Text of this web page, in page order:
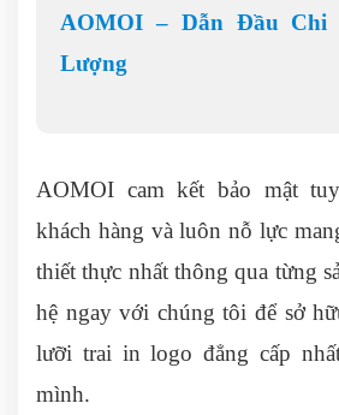
AOMOI – Dẫn Đầu Chi
Lượng
AOMOI cam kết bảo mật
khách hàng và luôn nỗ lực
thiết thực nhất thông qua từng
hệ ngay với chúng tôi để sở
lưỡi trai in logo đẳng cấp
mình.